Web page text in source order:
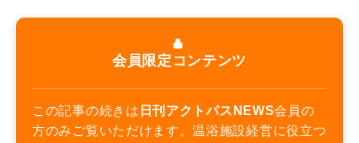
会員限定コンテンツ
この記事の続きは 日刊アクトパスNEWS会員の
方のみご覧いただけます。温浴施設経営に役立つ